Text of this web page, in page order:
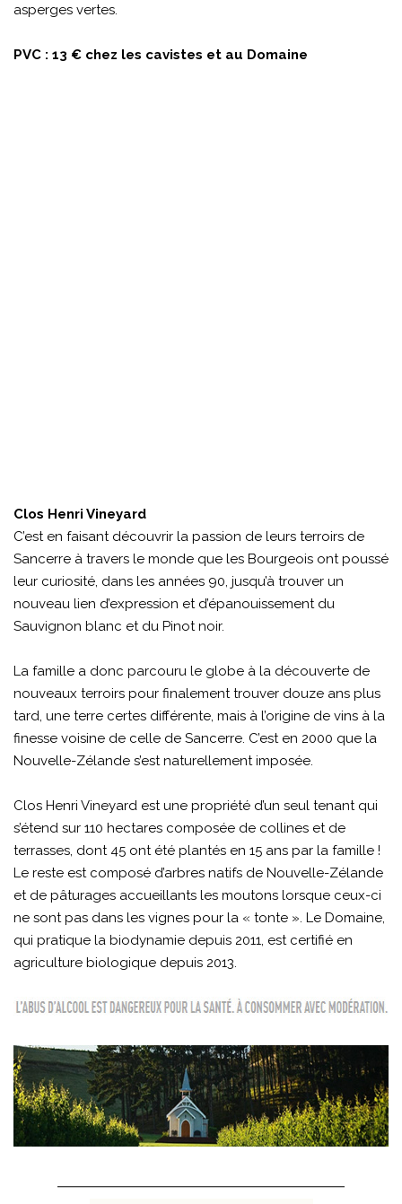
asperges vertes.
PVC : 13 € chez les cavistes et au Domaine
Clos Henri Vineyard
C’est en faisant découvrir la passion de leurs terroirs de
Sancerre à travers le monde que les Bourgeois ont poussé
leur curiosité, dans les années 90, jusqu’à trouver un
nouveau lien d’expression et d’épanouissement du
Sauvignon blanc et du Pinot noir.
La famille a donc parcouru le globe à la découverte de
nouveaux terroirs pour finalement trouver douze ans plus
tard, une terre certes différente, mais à l’origine de vins à la
finesse voisine de celle de Sancerre. C’est en 2000 que la
Nouvelle-Zélande s’est naturellement imposée.
Clos Henri Vineyard est une propriété d’un seul tenant qui
s’étend sur 110 hectares composée de collines et de
terrasses, dont 45 ont été plantés en 15 ans par la famille !
Le reste est composé d’arbres natifs de Nouvelle-Zélande
et de pâturages accueillants les moutons lorsque ceux-ci
ne sont pas dans les vignes pour la « tonte ». Le Domaine,
qui pratique la biodynamie depuis 2011, est certifié en
agriculture biologique depuis 2013.